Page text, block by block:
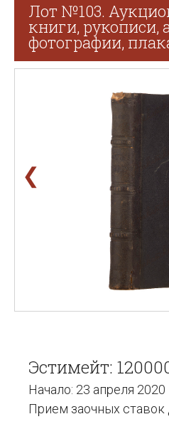
Лот №103.
книги, рукописи,
фотографии,
❮
Эстимейт:
Начало: 23 апреля 2020
Прием заочных ставок